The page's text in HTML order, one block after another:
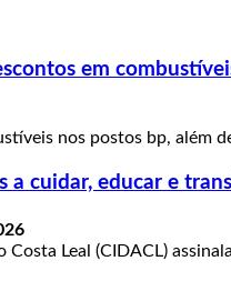
em
nos postos bp, além
a cuidar, educar e
Leal (CIDACL)